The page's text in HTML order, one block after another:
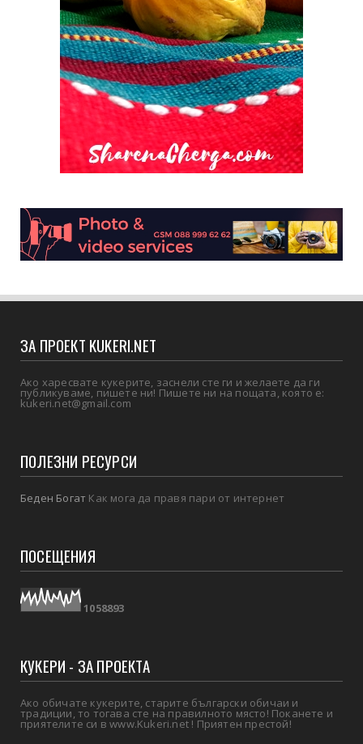
ЗА ПРОЕКТ KUKERI.NET
Ако харесвате кукерите, заснели сте ги и желаете да ги
публикуваме, пишете ни! Пишете ни на пощата, която е:
kukeri.net@gmail.com
ПОЛЕЗНИ РЕСУРСИ
Беден Богат Как мога да правя пари от интернет
ПОСЕЩЕНИЯ
1058893
КУКЕРИ - ЗА ПРОЕКТА
Ако обичате кукерите, старите български обичаи и
традиции, то тогава сте на правилното място! Поканете и
приятелите си в www.Kukeri.net ! Приятен престой!